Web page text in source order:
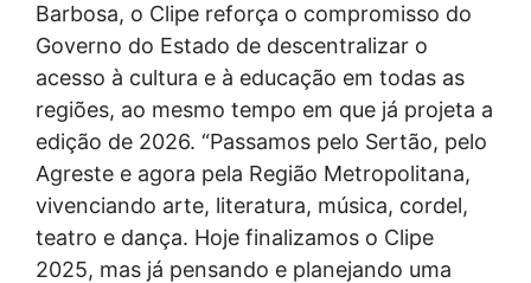
Barbosa, o Clipe reforça o compromisso do
Governo do Estado de descentralizar o
acesso à cultura e à educação em todas as
regiões, ao mesmo tempo em que já projeta a
edição de 2026. “Passamos pelo Sertão, pelo
Agreste e agora pela Região Metropolitana,
vivenciando arte, literatura, música, cordel,
teatro e dança. Hoje finalizamos o Clipe
2025, mas já pensando e planejando uma